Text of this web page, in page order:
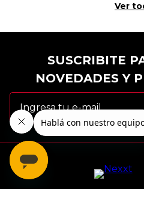
Ver
SUSCRIBITE
NOVEDADES Y